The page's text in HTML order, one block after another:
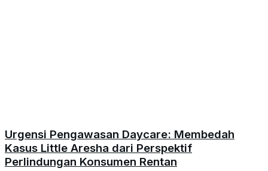
Urgensi Pengawasan Daycare: Membedah
Kasus Little Aresha dari Perspektif
Perlindungan Konsumen Rentan